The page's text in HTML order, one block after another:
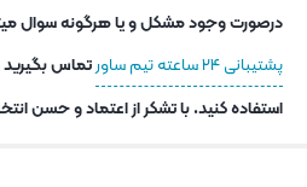
درصورت وجود مشکل و یا هرگونه سوال
پشتیبانی ۲۴ ساعته تیم ساور
تماس بگیرید
استفاده کنید. با تشکر از اعتماد و حسن